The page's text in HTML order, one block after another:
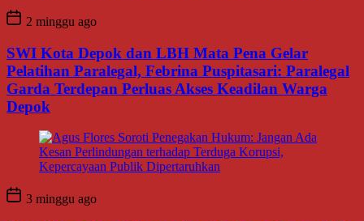
2 minggu ago
SWI Kota Depok dan LBH Mata Pena Gelar
Pelatihan Paralegal, Febrina Puspitasari: Paralegal
Garda Terdepan Perluas Akses Keadilan Warga
Depok
3 minggu ago